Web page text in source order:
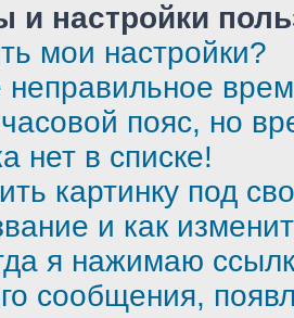
и настройки
мои настройки?
пояс, но
нет в списке!
картинку под
и как
я нажимаю
сообщения,